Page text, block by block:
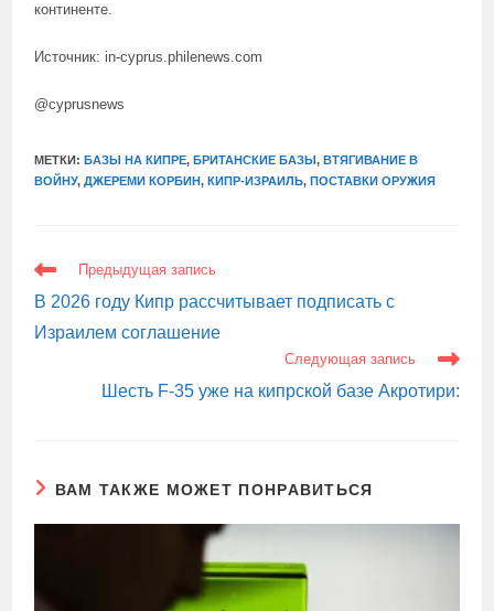
континенте.
Источник: in-cyprus.philenews.com
@cyprusnews
МЕТКИ:БАЗЫ НА КИПРЕ, БРИТАНСКИЕ БАЗЫ, ВТЯГИВАНИЕ В
ВОЙНУ, ДЖЕРЕМИ КОРБИН, КИПР-ИЗРАИЛЬ, ПОСТАВКИ ОРУЖИЯ
ЕЩЕ
СТАТЬИ
Предыдущая запись
В 2026 году Кипр рассчитывает подписать с
Израилем соглашение
Следующая запись
Шесть F-35 уже на кипрской базе Акротири:
ВАМ ТАКЖЕ МОЖЕТ ПОНРАВИТЬСЯ